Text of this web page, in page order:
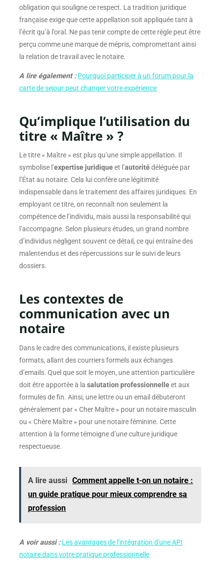
obligation qui souligne ce respect. La tradition juridique
française exige que cette appellation soit appliquée tant à
l’écrit qu’à l’oral. Ne pas tenir compte de cette règle peut être
perçu comme une marque de mépris, compromettant ainsi
la relation de travail avec le notaire.
A lire également : Pourquoi participer à un forum pour la
carte de sejour peut changer votre expérience
Qu’implique l’utilisation du
titre « Maître » ?
Le titre « Maître » est plus qu’une simple appellation. Il
symbolise l’expertise juridiqueet l’autoritédéléguée par
l’État au notaire. Cela lui confère une légitimité
indispensable dans le traitement des affaires juridiques. En
employant ce titre, on reconnaît non seulement la
compétence de l’individu, mais aussi la responsabilité qui
l’accompagne. Selon plusieurs études, un grand nombre
d’individus négligent souvent ce détail, ce qui entraîne des
malentendus et des répercussions sur le suivi de leurs
dossiers.
Les contextes de
communication avec un
notaire
Dans le cadre des communications, il existe plusieurs
formats, allant des courriers formels aux échanges
d’emails. Quel que soit le moyen, une attention particulière
doit être apportée à la salutation professionnelleet aux
formules de fin. Ainsi, une lettre ou un email débuteront
généralement par « Cher Maître » pour un notaire masculin
ou « Chère Maître » pour une notaire féminine. Cette
attention à la forme témoigne d’une culture juridique
respectueuse.
A lire aussi Comment appelle t-on un notaire :
un guide pratique pour mieux comprendre sa
profession
A voir aussi : Les avantages de l'intégration d'une API
notaire dans votre pratique professionnelle